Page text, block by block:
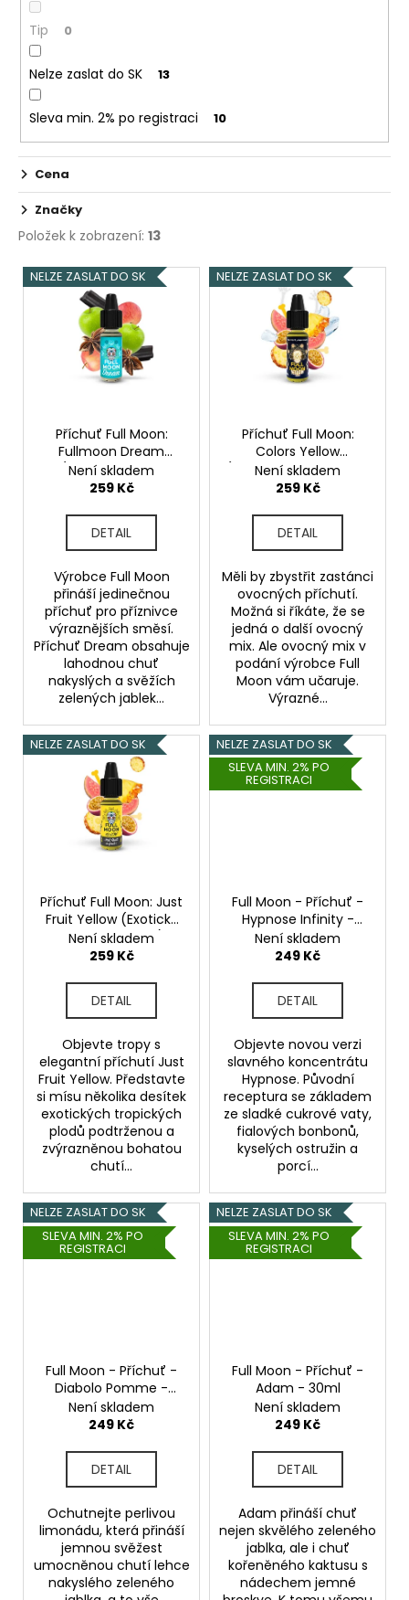
ůTip 0
Nelze zaslat do SK 13
Sleva min. 2% po registraci 10
Cena
Značky
Položek k zobrazení: 13
V
ý
NELZE ZASLAT DO SK
Příchuť Full Moon:
Fullmoon Dream
(Ledové jablko s
anýzem a lékořicí)
Není skladem
259 Kč
DETAIL
Výrobce Full Moon
přináší jedinečnou
příchuť pro příznivce
výraznějších směsí.
Příchuť Dream obsahuje
lahodnou chuť
nakyslých a svěžích
zelených jablek...
NELZE ZASLAT DO SK
Příchuť Full Moon:
Colors Yellow
(Chladivý exotický mix
banánem) objem 10ml
Není skladem
259 Kč
DETAIL
Měli by zbystřit zastánci
ovocných příchutí.
Možná si říkáte, že se
jedná o další ovocný
mix. Ale ovocný mix v
podání výrobce Full
Moon vám učaruje.
Výrazné...
NELZE ZASLAT DO SK
Příchuť Full Moon: Just
Fruit Yellow (Exotický
mix s banánem)
objem 10ml
Není skladem
259 Kč
DETAIL
Objevte tropy s
elegantní příchutí Just
Fruit Yellow. Představte
si mísu několika desítek
exotických tropických
plodů podtrženou a
zvýrazněnou bohatou
chutí...
NELZE ZASLAT DO SK
SLEVA MIN. 2% PO
REGISTRACI
Full Moon - Příchuť -
Hypnose Infinity -
30ml
Není skladem
249 Kč
DETAIL
Objevte novou verzi
slavného koncentrátu
Hypnose. Původní
receptura se základem
ze sladké cukrové vaty,
fialových bonbonů,
kyselých ostružin a
porcí...
NELZE ZASLAT DO SK
SLEVA MIN. 2% PO
REGISTRACI
Full Moon - Příchuť -
Diabolo Pomme -
30ml
Není skladem
249 Kč
DETAIL
Ochutnejte perlivou
limonádu, která přináší
jemnou svěžest
umocněnou chutí lehce
nakyslého zeleného
NELZE ZASLAT DO SK
SLEVA MIN. 2% PO
REGISTRACI
Full Moon - Příchuť -
Adam - 30ml
Není skladem
249 Kč
DETAIL
Adam přináší chuť
nejen skvělého zeleného
jablka, ale i chuť
kořeněného kaktusu s
nádechem jemné
m
ELF
POD
-
PŘEDNAPLNĚNÁ
CARTRIDGE
-
WATERMELON
20MG
-
Původně: